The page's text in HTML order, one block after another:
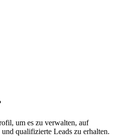
um es zu verwalten, auf
qualifizierte Leads zu erhalten.